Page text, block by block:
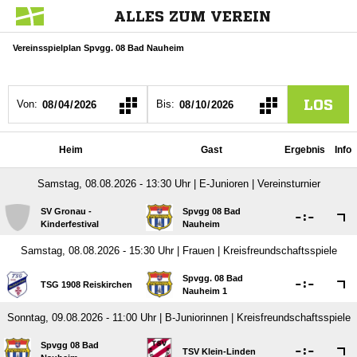
ALLES ZUM VEREIN
Vereinsspielplan Spvgg. 08 Bad Nauheim
Von: Bis: LOS
Heim Gast Ergebnis Info
Samstag, 08.08.2026 - 13:30 Uhr | E-Junioren | Vereinsturnier
SV Gronau -
Kinderfestival
Spvgg 08 Bad
Nauheim
:
Samstag, 08.08.2026 - 15:30 Uhr | Frauen | Kreisfreundschaftsspiele
TSG 1908 Reiskirchen
Spvgg. 08 Bad
Nauheim 1
:
Sonntag, 09.08.2026 - 11:00 Uhr | B-Juniorinnen | Kreisfreundschaftsspiele
Spvgg 08 Bad
TSV Klein-Linden :